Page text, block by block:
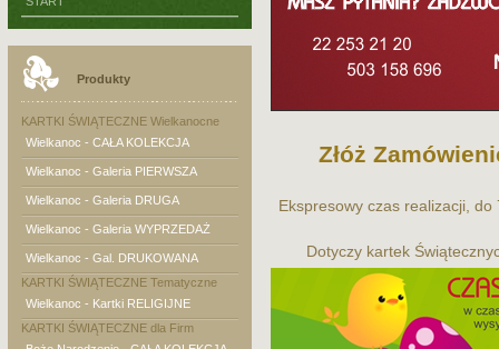
Produkty
KARTKI ŚWIĄTECZNE Wielkanocne
Wielkanoc - CAŁA KOLEKCJA
Wielkanoc - Galeria PIERWSZA
Wielkanoc - Galeria DRUGA
Wielkanoc - Galeria WYPRZEDAŻ
Wielkanoc - Gal. DRUKOWANA
KARTKI ŚWIĄTECZNE Tematyczne
Wielkanoc - Kartki RELIGIJNE
KARTKI ŚWIĄTECZNE dla Firm
Złóż
Ekspresowy czas realizacji,
Dotyczy kartek